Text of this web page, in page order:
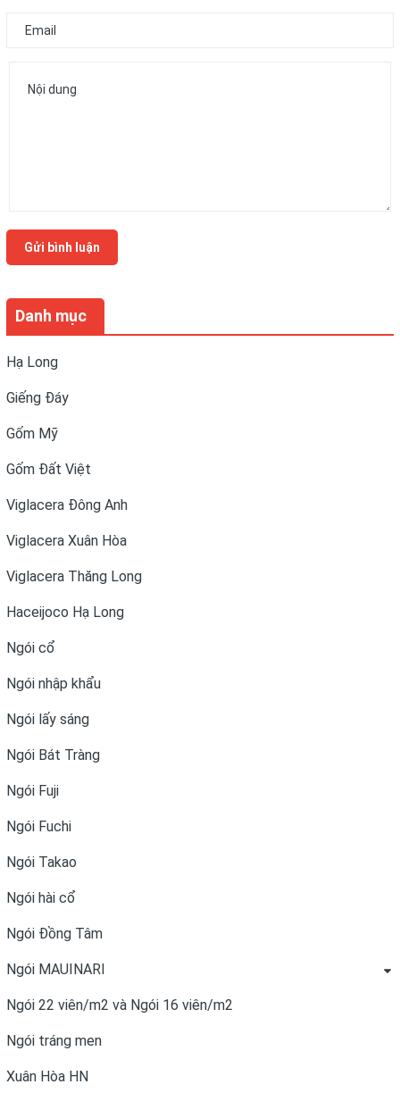
Danh mục
Hạ Long
Giếng Đáy
Gốm Mỹ
Gốm Đất Việt
Viglacera Đông Anh
Viglacera Xuân Hòa
Viglacera Thăng Long
Haceijoco Hạ Long
Ngói cổ
Ngói nhập khẩu
Ngói lấy sáng
Ngói Bát Tràng
Ngói Fuji
Ngói Fuchi
Ngói Takao
Ngói hài cổ
Ngói Đồng Tâm
Ngói MAUINARI
Ngói 22 viên/m2 và Ngói 16 viên/m2
Ngói tráng men
Xuân Hòa HN
Gửi bình luận